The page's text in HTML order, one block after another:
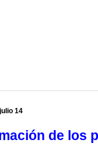
14
de los